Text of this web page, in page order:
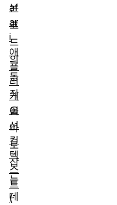
는
코
드
의
동
작
을
바
로
잡
는
데
af
ar
i
애
플
리
케
이
션
컨
텍
스
트
(